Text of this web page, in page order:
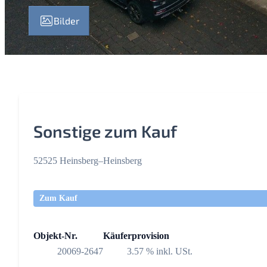
Bilder
Sonstige zum Kauf
52525 Heinsberg–Heinsberg
Zum Kauf
Objekt-Nr.
20069-2647
Käuferprovision
3.57 % inkl. USt.